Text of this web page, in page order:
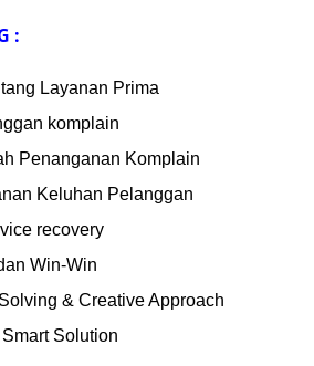
:
Layanan Prima
komplain
Penanganan Komplain
Keluhan Pelanggan
recovery
Win-Win
& Creative Approach
Solution